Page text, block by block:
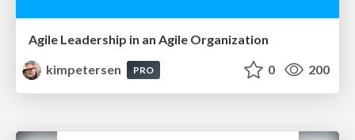
Agile Leadership in an Agile Organization
kimpetersen
PRO 0 200